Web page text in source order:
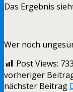
Das Ergebnis
Wer noch
Post Views: 733
vorheriger
nächster Beitrag